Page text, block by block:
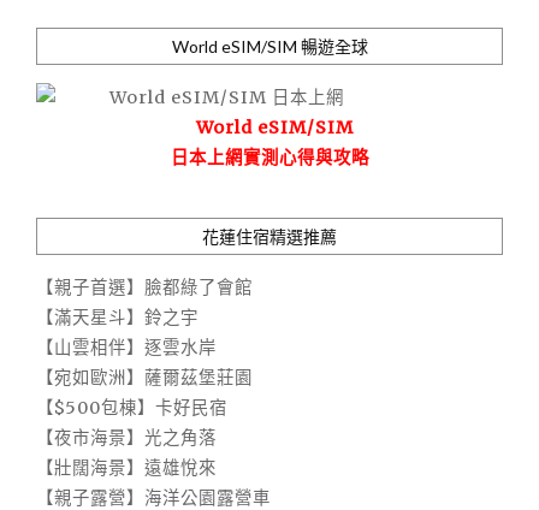
World eSIM/SIM 暢遊全球
World eSIM/SIM
日本上網實測心得與攻略
花蓮住宿精選推薦
【親子首選】臉都綠了會館
【滿天星斗】鈴之宇
【山雲相伴】逐雲水岸
【宛如歐洲】薩爾茲堡莊園
【$500包棟】卡好民宿
【夜市海景】光之角落
【壯闊海景】遠雄悅來
【親子露營】海洋公園露營車